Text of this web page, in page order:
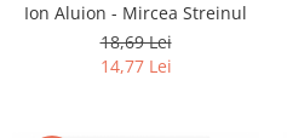
Ion Aluion - Mircea Streinul
18,69 Lei
14,77 Lei